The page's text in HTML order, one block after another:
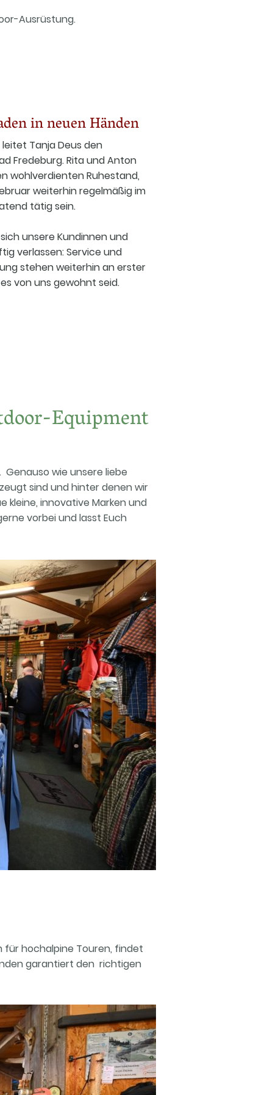
Ausrüstung.
in neuen Händen
leitet Tanja Deus den
Fredeburg. Rita und Anton
wohlverdienten Ruhestand,
weiterhin regelmäßig im
tätig sein.
unsere Kundinnen und
verlassen: Service und
stehen weiterhin an erster
von uns gewohnt seid.
Equipment
wie unsere liebe
sind und hinter denen wir
kleine, innovative Marken und
vorbei und lasst Euch
für hochalpine Touren, findet
garantiert den richtigen